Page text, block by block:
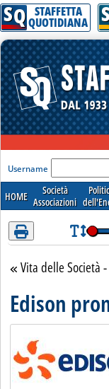
Attenzione! Esegui
SQ STAFFETTA
QUOTIDIANA
'Modulo
Username
HOME
Società
Associazioni
Torna alla sezione
Vita delle Società -
Edison